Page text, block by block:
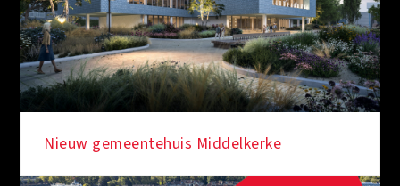
Nieuw gemeentehuis Middelkerke